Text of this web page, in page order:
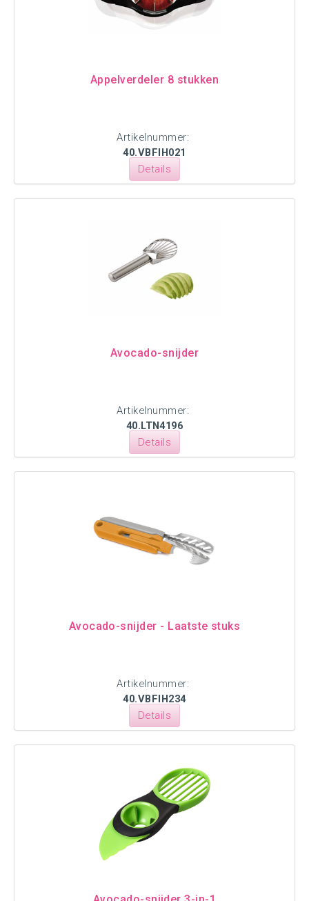
Appelverdeler 8 stukken
Artikelnummer:
40.VBFIH021
Details
Avocado-snijder
Artikelnummer:
40.LTN4196
Details
Avocado-snijder - Laatste stuks
Artikelnummer:
40.VBFIH234
Details